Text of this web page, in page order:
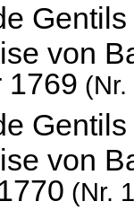
von
1769
von
(Nr.